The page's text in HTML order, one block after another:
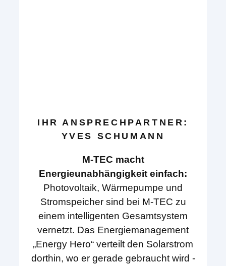
IHR ANSPRECHPARTNER:
YVES SCHUMANN
M-TEC macht
Energieunabhängigkeit einfach:
Photovoltaik, Wärmepumpe und
Stromspeicher sind bei M-TEC zu
einem intelligenten Gesamtsystem
vernetzt. Das Energiemanagement
„Energy Hero“ verteilt den Solarstrom
dorthin, wo er gerade gebraucht wird -